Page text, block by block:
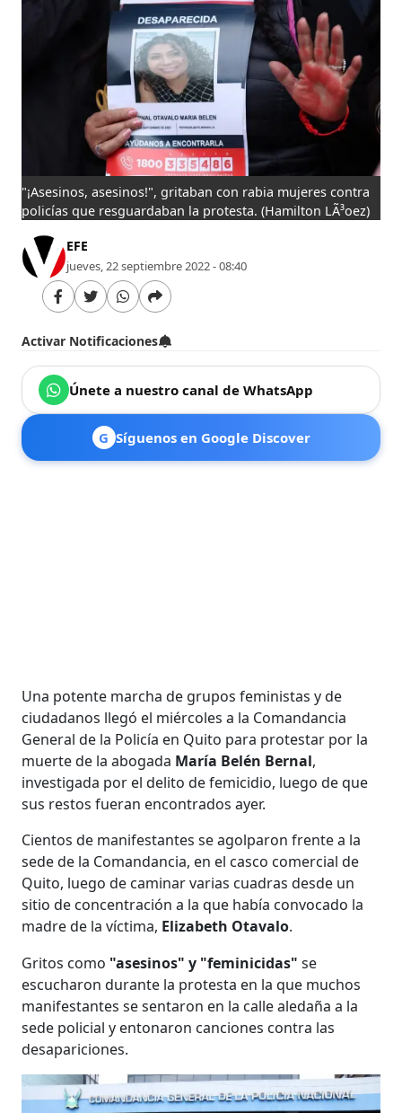
"¡Asesinos, asesinos!", gritaban con rabia mujeres contra
policías que resguardaban la protesta.(Hamilton LÃ³oez)
EFE
jueves, 22 septiembre 2022 - 08:40
Activar Notificaciones
Únete a nuestro canal de WhatsApp
G Síguenos en Google Discover
Una potente marcha de grupos feministas y de
ciudadanos llegó el miércoles a la Comandancia
General de la Policía en Quito para protestar por la
muerte de la abogada María Belén Bernal,
investigada por el delito de femicidio, luego de que
sus restos fueran encontrados ayer.
Cientos de manifestantes se agolparon frente a la
sede de la Comandancia, en el casco comercial de
Quito, luego de caminar varias cuadras desde un
sitio de concentración a la que había convocado la
madre de la víctima, Elizabeth Otavalo.
Gritos como "asesinos" y "feminicidas"se
escucharon durante la protesta en la que muchos
manifestantes se sentaron en la calle aledaña a la
sede policial y entonaron canciones contra las
desapariciones.